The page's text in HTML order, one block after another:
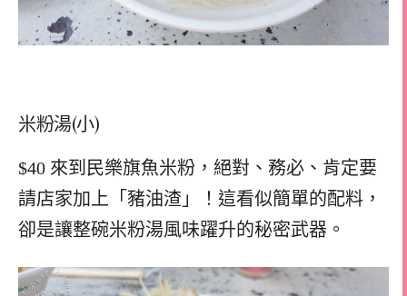
米粉湯(小)
$40 來到民樂旗魚米粉，絕對、務必、肯定要
請店家加上「豬油渣」！這看似簡單的配料，
卻是讓整碗米粉湯風味躍升的秘密武器。